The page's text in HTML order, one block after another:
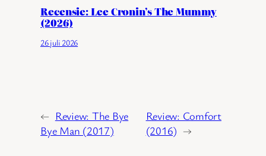
Recensie: Lee Cronin’s The Mummy
(2026)
26 juli 2026
← Review: The Bye
Bye Man (2017)
Review: Comfort
(2016) →